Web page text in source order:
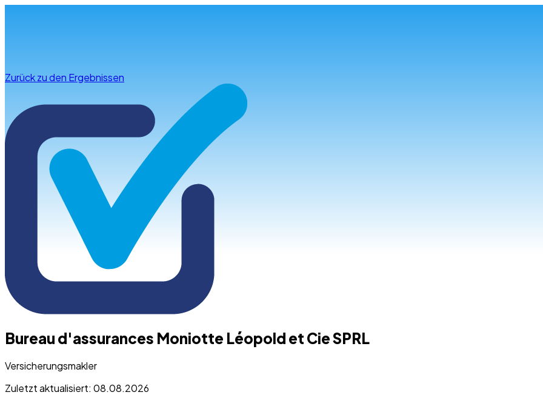
Zurück zu den Ergebnissen
Bureau d'assurances Moniotte Léopold et Cie SPRL
Versicherungsmakler
Zuletzt aktualisiert: 08.08.2026